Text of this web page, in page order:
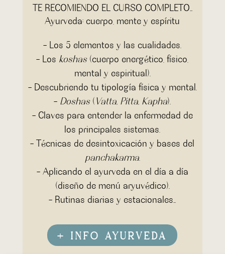
TE RECOMIENDO EL CURSO COMPLETO…
Ayurveda: cuerpo, mente y espíritu
– Los 5 elementos y las cualidades.
– Los koshas(cuerpo energético, físico,
mental y espiritual).
– Descubriendo tu tipología física y mental.
– Doshas(Vatta, Pitta, Kapha).
– Claves para entender la enfermedad de
los principales sistemas.
– Técnicas de desintoxicación y bases del
panchakarma.
– Aplicando el ayurveda en el día a día
(diseño de menú aryuvédico).
– Rutinas diarias y estacionales…
+ INFO AYURVEDA